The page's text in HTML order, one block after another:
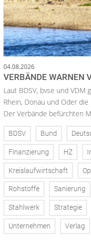
04.08.2026
VERBÄNDE WARNEN
Laut BDSV, bvse und VDM
Rhein, Donau und Oder
Der Verbände befürchten
BDSV Bund
Finanzierung HZ
Kreislaufwirtschaft
Rohstoffe Sanierung
Stahlwerk Strategie
Unternehmen Verlag